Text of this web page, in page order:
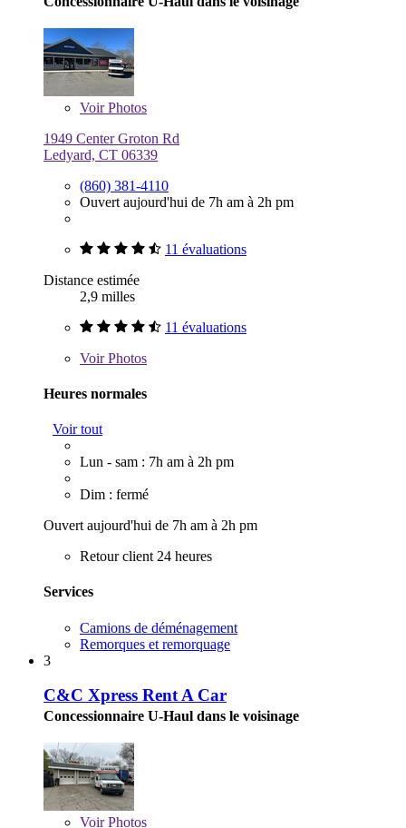
VoirPhotos
1949 Center Groton Rd
Ledyard, CT 06339
(860) 381-4110
Ouvert aujourd'hui de 7h am à 2h pm
11 évaluations
Distance estimée
2,9 milles
11 évaluations
VoirPhotos
Heures normales
Voir tout
Lun - sam : 7h am à 2h pm
Dim : fermé
Ouvert aujourd'hui de 7h am à 2h pm
Retour client 24 heures
Services
Camions de déménagement
Remorques et remorquage
3
C&C Xpress Rent A Car
Concessionnaire U-Haul dans le voisinage
VoirPhotos